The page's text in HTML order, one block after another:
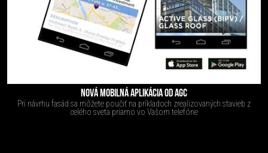
NOVÁ MOBILNÁ APLIKÁCIA OD AGC
Pri návrhu fasád sa môžete poučiť na príkladoch zrealizovaných stavieb z
celého sveta priamo vo Vašom telefóne